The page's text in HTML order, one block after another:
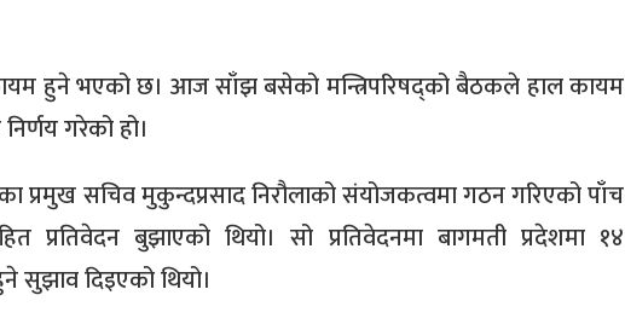
कायम हुने भएको छ। आज साँझ बसेको मन्त्रिपरिषद्को बैठकले हाल कायम
गरेको हो।
प्रमुख सचिव मुकुन्दप्रसाद निरौलाको संयोजकत्वमा गठन गरिएको पाँच
प्रतिवेदन बुझाएको थियो। सो प्रतिवेदनमा बागमती प्रदेशमा १४
सुझाव दिइएको थियो।